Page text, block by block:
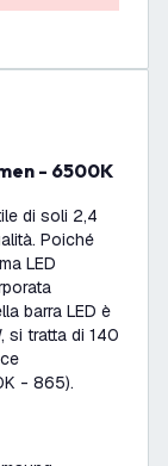
- 6500K
di soli 2,4
Poiché
LED
barra LED è
si tratta di 140
- 865).